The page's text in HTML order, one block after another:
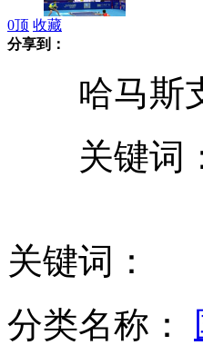
左宗棠诞辰200周年 后
新疆一货车先后与两车
新西兰航空推"霍比特人
0顶 收藏
分享到：
哈马斯支
关键词：
关键词：
分类名称：